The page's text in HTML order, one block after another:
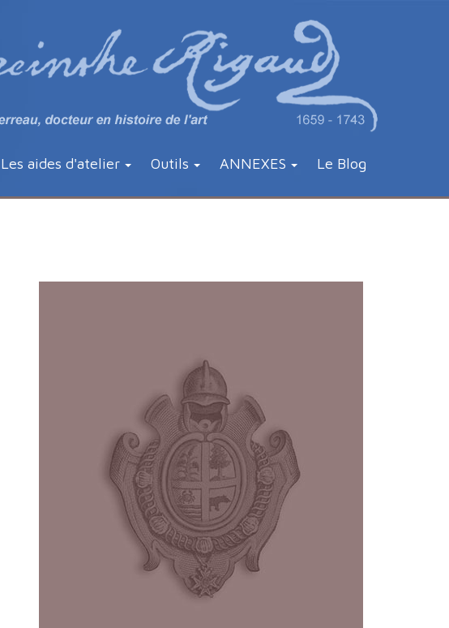
Les aides d'atelier Outils ANNEXES Le Blog